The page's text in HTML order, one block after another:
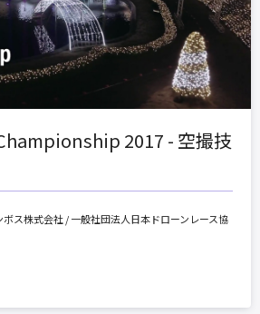
2017 - 空撮技
ボス株式会社 / 一般社団法人日本ドローンレース協